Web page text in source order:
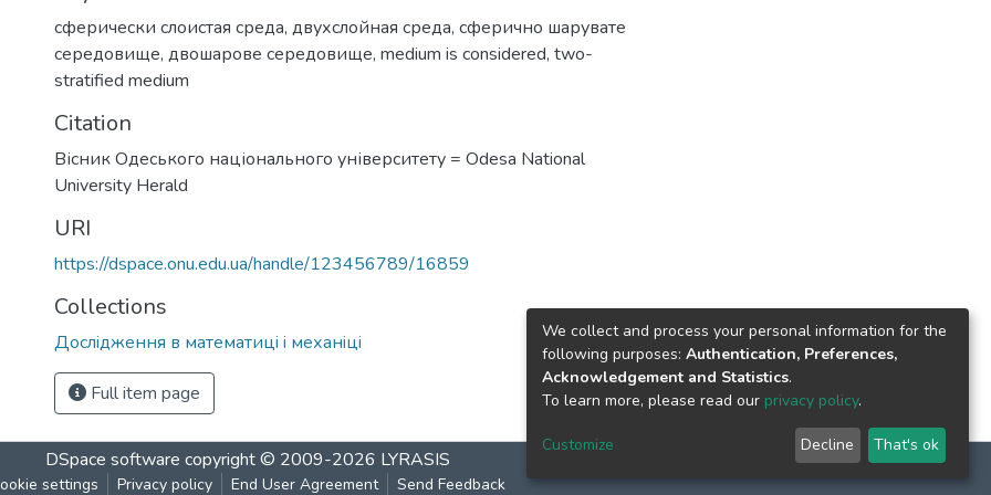
сферически слоистая среда, двухслойная среда, сферично шарувате
середовище, двошарове середовище, medium is considered, two-
stratified medium
Citation
Вісник Одеського національного університету = Odesa National
University Herald
URI
https://dspace.onu.edu.ua/handle/123456789/16859
Collections
Дослiдження в математицi i механiцi
Full item page
DSpace software copyright © 2009-2026 LYRASIS
settings Privacy policy End User Agreement Send Feedback
We collect and process your personal information for the
following purposes: Authentication, Preferences,
Acknowledgement and Statistics.
To learn more, please read our privacy policy.
Customize Decline That's ok